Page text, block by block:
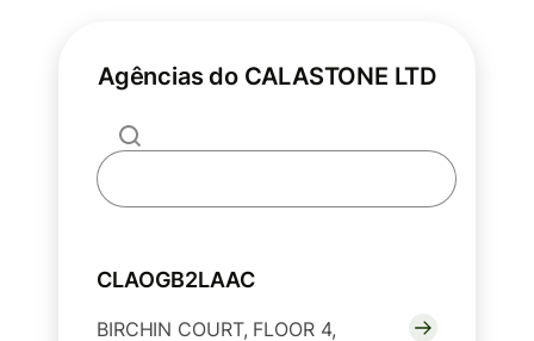
Agências do CALASTONE LTD
CLAOGB2LAAC
BIRCHIN COURT, FLOOR 4,